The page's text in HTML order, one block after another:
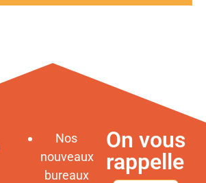
Nos
nouveaux
bureaux
On vous
rappelle